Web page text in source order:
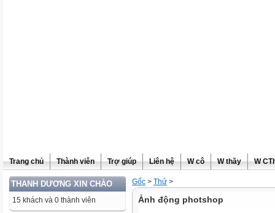
Trang chủ Thành viên Trợ giúp Liên hệ W cô W thầy W
THANH DƯƠNG XIN CHÀO
15 khách và 0 thành viên
Gốc > Thử >
Ảnh động photshop